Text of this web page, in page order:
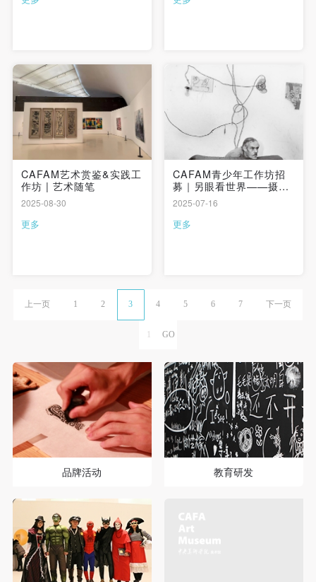
CAFAM艺术赏鉴&实践工
作坊 | 艺术随笔
2025-08-30
更多
CAFAM青少年工作坊招
募｜另眼看世界——摄影
的N种视角
2025-07-16
更多
上一页 1 2 3 4 5 6 7 下一页
品牌活动 教育研发